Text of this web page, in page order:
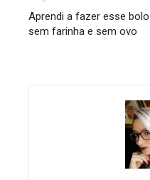
Aprendi a fazer esse bolo
sem farinha e sem ovo